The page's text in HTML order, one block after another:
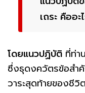
เถระ คืออะ
โดยแนวปฏิบัติ ที่ท่า
ซึ่งธุดงควัตรข้อสำ
วาระสุดท้ายของชีวิ